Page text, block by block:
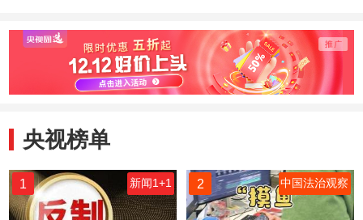
央视榜单
1 新闻1+1 2 中国法治观察